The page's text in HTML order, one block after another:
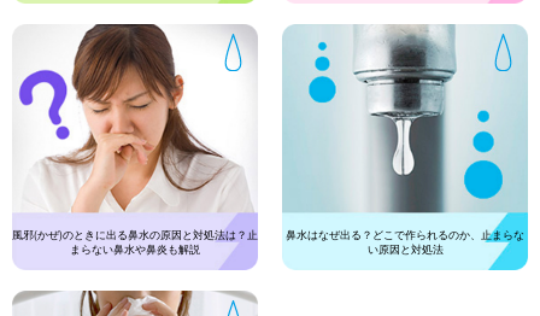
風邪(かぜ)のときに出る鼻水の原因と対処法は？止
まらない鼻水や鼻炎も解説
鼻水はなぜ出る？どこで作られるのか、止まらな
い原因と対処法